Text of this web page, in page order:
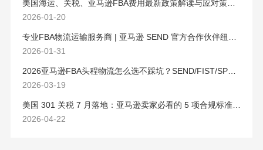
美国海运、关税、亚马逊FBA费用最新政策解读与应对策略（2026版）
2026-01-20
2026-01-31
2026亚马逊FBA头程物流怎么选不踩坑？SEND/FIST/SPN官方认证物流商，只有这家敢承诺“准达率第一”
2026-03-19
美国 301 关税 7 月落地：亚马逊卖家必看的 5 项合规标准与稳交付方案
2026-04-22